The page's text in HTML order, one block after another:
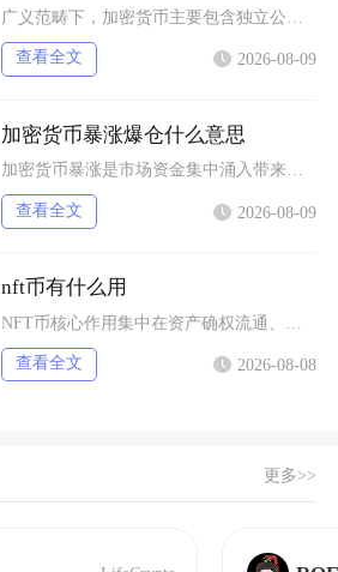
查看全文 2026-08-09
加密货币暴涨爆仓什么意思
加密货币暴涨是市场资金集中涌入带来的标的价格短时间快速拉升，爆仓仅发生在带杠杆的合约交易场
查看全文 2026-08-09
nft币有什么用
查看全文 2026-08-08
更多>>